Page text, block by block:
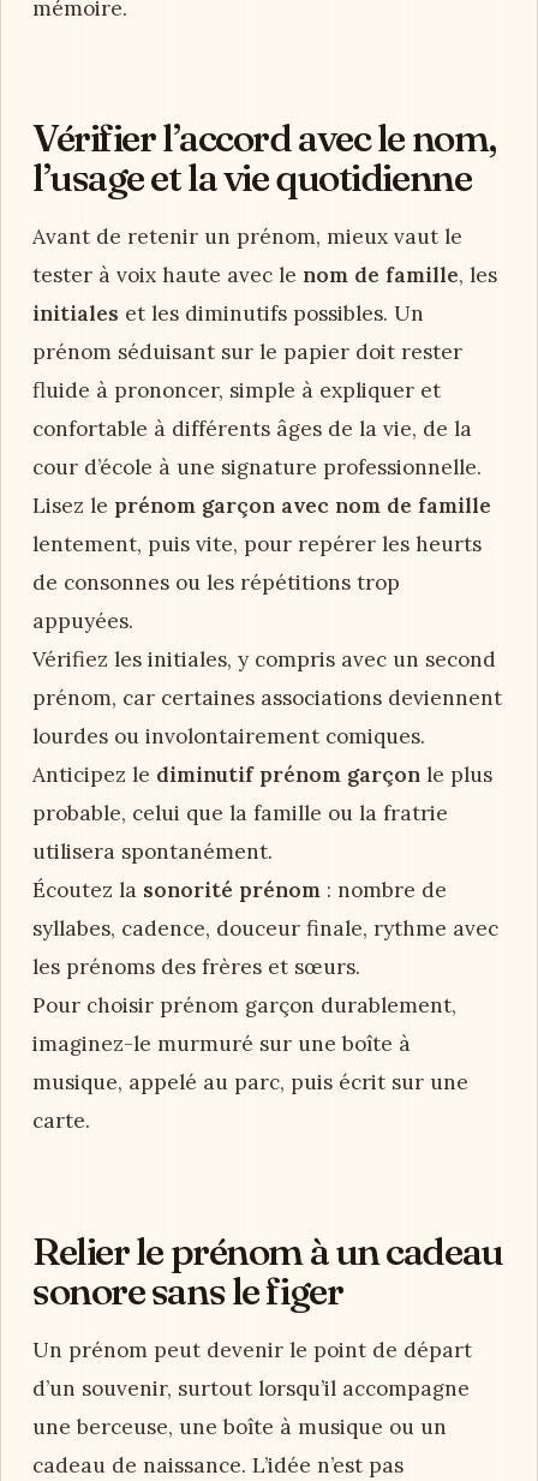
mémoire.
Vérifier l’accord avec le nom,
l’usage et la vie quotidienne
Avant de retenir un prénom, mieux vaut le
tester à voix haute avec le nom de famille, les
initiales et les diminutifs possibles. Un
prénom séduisant sur le papier doit rester
fluide à prononcer, simple à expliquer et
confortable à différents âges de la vie, de la
cour d’école à une signature professionnelle.
Lisez le prénom garçon avec nom de famille
lentement, puis vite, pour repérer les heurts
de consonnes ou les répétitions trop
appuyées.
Vérifiez les initiales, y compris avec un second
prénom, car certaines associations deviennent
lourdes ou involontairement comiques.
Anticipez le diminutif prénom garçon le plus
probable, celui que la famille ou la fratrie
utilisera spontanément.
Écoutez la sonorité prénom : nombre de
syllabes, cadence, douceur finale, rythme avec
les prénoms des frères et sœurs.
Pour choisir prénom garçon durablement,
imaginez-le murmuré sur une boîte à
musique, appelé au parc, puis écrit sur une
carte.
Relier le prénom à un cadeau
sonore sans le figer
Un prénom peut devenir le point de départ
d’un souvenir, surtout lorsqu’il accompagne
une berceuse, une boîte à musique ou un
cadeau de naissance. L’idée n’est pas